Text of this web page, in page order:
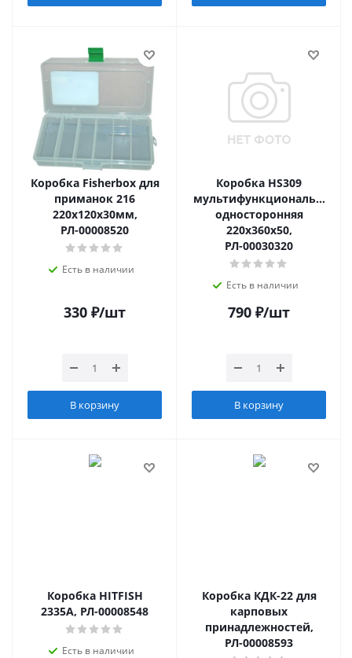
Коробка Fisherbox для
приманок 216
220х120х30мм,
РЛ-00008520
Есть в наличии
330 ₽/шт
В корзину
Коробка НS309
мультифункциональная
односторонняя
220х360х50,
РЛ-00030320
Есть в наличии
790 ₽/шт
В корзину
Коробка HITFISH
2335A, РЛ-00008548
Есть в наличии
Коробка КДК-22 для
карповых
принадлежностей,
РЛ-00008593